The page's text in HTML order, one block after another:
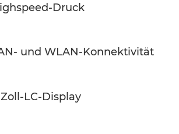
Druck
und WLAN-Konnektivität
LC-Display